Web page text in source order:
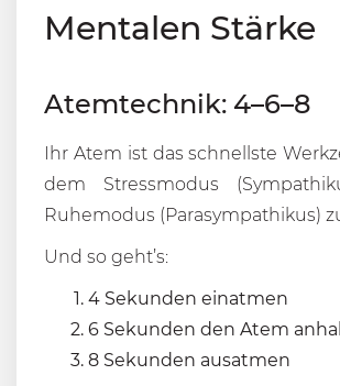
Mentalen Stärke
Atemtechnik: 4–6–8
Ihr Atem ist das schnellste
dem Stressmodus
Ruhemodus (Parasympathikus)
Und so geht’s:
4 Sekunden einatmen
6 Sekunden den Atem
8 Sekunden ausatmen